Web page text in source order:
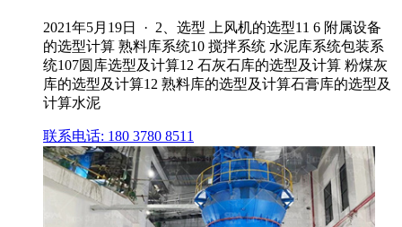
2021年5月19日 · 2、选型 上风机的选型11 6 附属设备
的选型计算 熟料库系统10 搅拌系统 水泥库系统包装系
统107圆库选型及计算12 石灰石库的选型及计算 粉煤灰
库的选型及计算12 熟料库的选型及计算石膏库的选型及
计算水泥
联系电话: 180 3780 8511